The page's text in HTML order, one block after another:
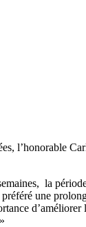
l’honorable
la
une